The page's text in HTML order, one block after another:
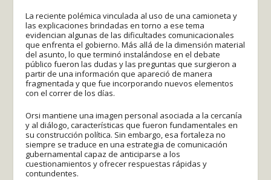
La reciente polémica vinculada al uso de una camioneta y
las explicaciones brindadas en torno a ese tema
evidencian algunas de las dificultades comunicacionales
que enfrenta el gobierno. Más allá de la dimensión material
del asunto, lo que terminó instalándose en el debate
público fueron las dudas y las preguntas que surgieron a
partir de una información que apareció de manera
fragmentada y que fue incorporando nuevos elementos
con el correr de los días.
Orsi mantiene una imagen personal asociada a la cercanía
y al diálogo, características que fueron fundamentales en
su construcción política. Sin embargo, esa fortaleza no
siempre se traduce en una estrategia de comunicación
gubernamental capaz de anticiparse a los
cuestionamientos y ofrecer respuestas rápidas y
contundentes.